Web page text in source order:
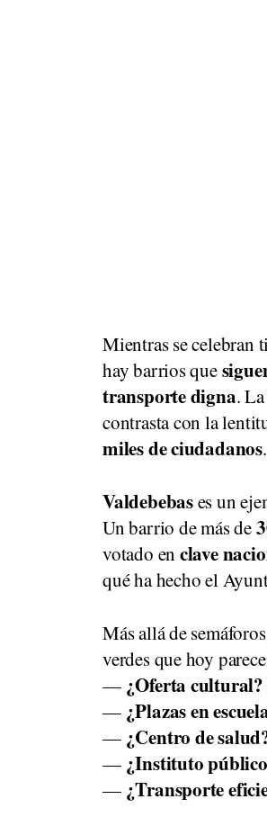
Mientras se celebran
hay barrios que
transporte digna.
contrasta con la
miles de ciudadanos.
Valdebebases un
Un barrio de más de
votado en clave
qué ha hecho el
Más allá de
verdes que hoy
— ¿Oferta
— ¿Plazas en
— ¿Centro de
— ¿Instituto
— ¿Transporte